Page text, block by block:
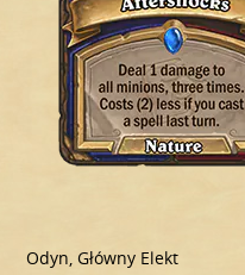
Odyn, Główny Elekt